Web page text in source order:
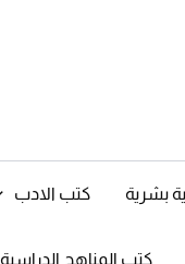
بشرية كتب الادب
كتب المناهج الدراسية